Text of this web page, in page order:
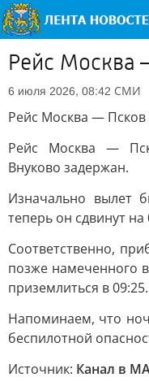
Рейс Москва
6 июля 2026, 08:42 СМИ
Рейс Москва — Псков
Рейс Москва —
Внуково задержан.
Изначально вылет
теперь он сдвинут на
Соответственно,
позже намеченного
приземлиться в 09:25.
Напоминаем, что
беспилотной
Источник: Канал в